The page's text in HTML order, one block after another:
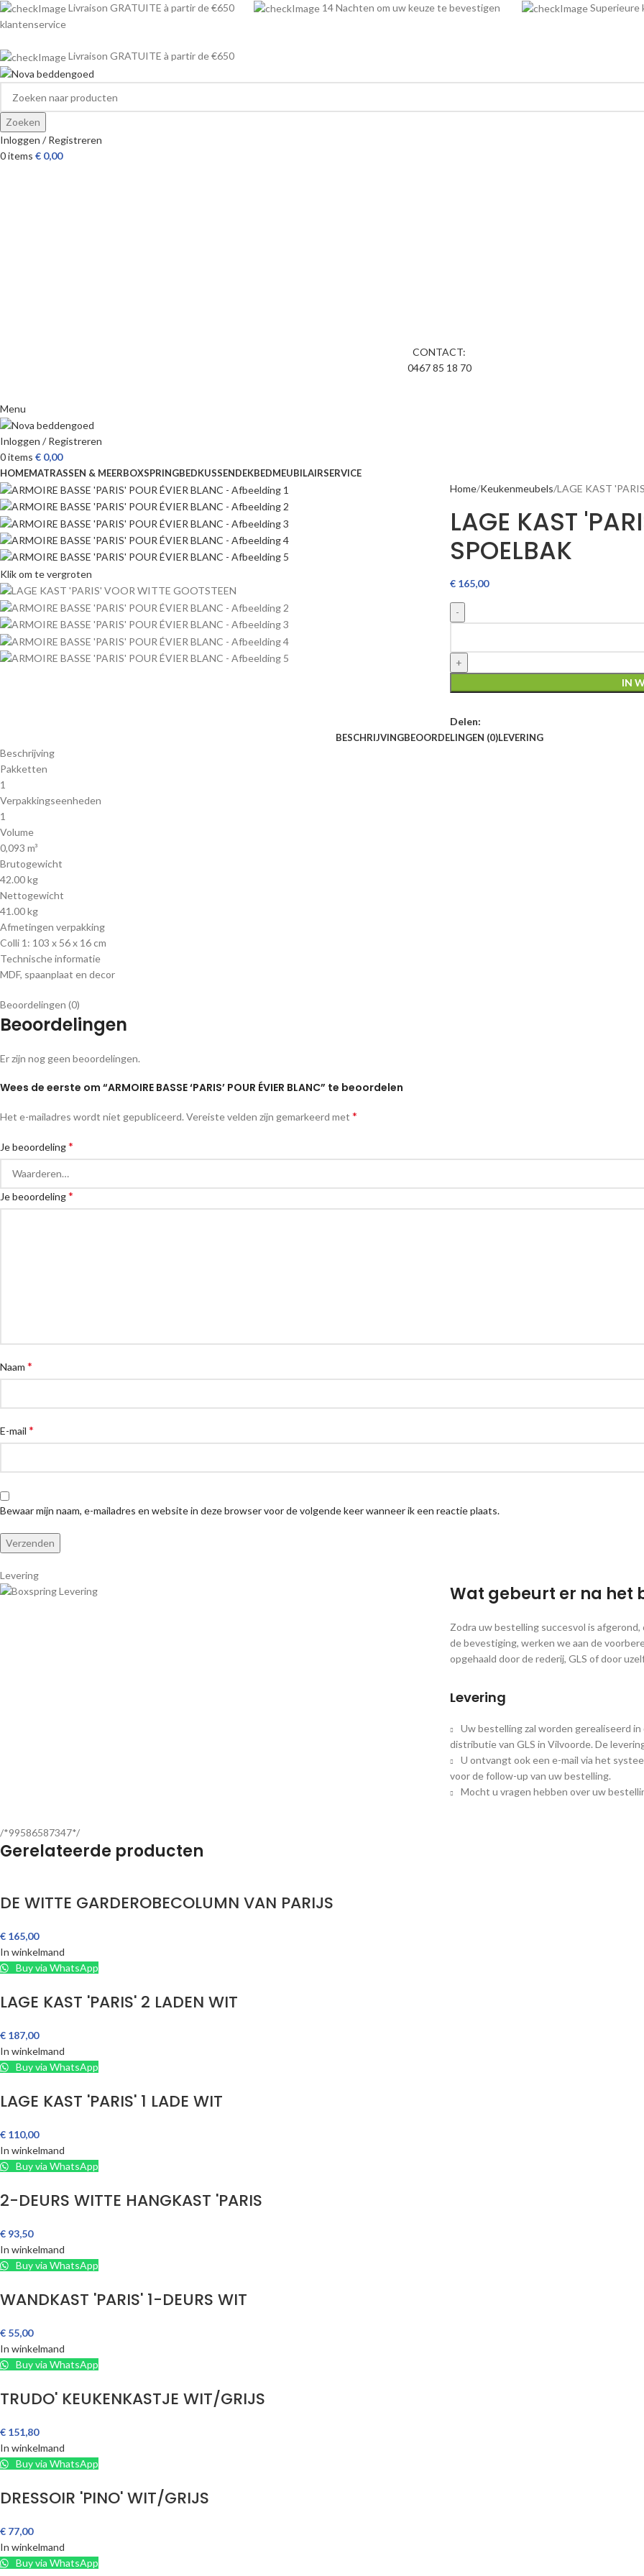
Livraison GRATUITE à partir de €650 14 Nachten om uw keuze te bevestigen
klantenservice
Livraison GRATUITE à partir de €650
Zoeken
Inloggen / Registreren
0items € 0,00
CONTACT:
0467 85 18 70
Menu
Inloggen / Registreren
0items € 0,00
HOMEMATRASSEN & MEERBOXSPRINGBEDKUSSENDEKBEDMEUBILAIRSERVICE
Klik om te vergroten
Home Keukenmeubels LAGE KAST
LAGE KAST
SPOELBAK
€165,00
IN
Delen:
BESCHRIJVINGBEOORDELINGEN (0)LEVERING
Beschrijving
Pakketten
1
Verpakkingseenheden
1
Volume
0,093 m³
Brutogewicht
42.00 kg
Nettogewicht
41.00 kg
Afmetingen verpakking
Colli 1: 103 x 56 x 16 cm
Technische informatie
MDF, spaanplaat en decor
Beoordelingen (0)
Beoordelingen
Er zijn nog geen beoordelingen.
Wees de eerste om “ARMOIRE BASSE ‘PARIS’ POUR ÉVIER BLANC” te beoordelen
Het e-mailadres wordt niet gepubliceerd. Vereiste velden zijn gemarkeerd met *
Je beoordeling*
Je beoordeling*
Naam *
E-mail *
Bewaar mijn naam, e-mailadres en website in deze browser voor de volgende keer wanneer ik een reactie plaats.
Levering
Wat gebeurt er na het
Zodra uw bestelling succesvol is
de bevestiging, werken we aan de
opgehaald door de rederij, GLS of door
Levering
Uw bestelling zal worden gerealiseerd
distributie van GLS in Vilvoorde. De
U ontvangt ook een e-mail via het
voor de follow-up van uw bestelling.
Mocht u vragen hebben over uw
/*99586587347*/
Gerelateerde producten
DE WITTE GARDEROBECOLUMN VAN PARIJS
€ 165,00
In winkelmand
Buy via WhatsApp
LAGE KAST 'PARIS' 2 LADEN WIT
€ 187,00
In winkelmand
Buy via WhatsApp
LAGE KAST 'PARIS' 1 LADE WIT
€ 110,00
In winkelmand
Buy via WhatsApp
2-DEURS WITTE HANGKAST 'PARIS
€ 93,50
In winkelmand
Buy via WhatsApp
WANDKAST 'PARIS' 1-DEURS WIT
€ 55,00
In winkelmand
Buy via WhatsApp
TRUDO' KEUKENKASTJE WIT/GRIJS
€ 151,80
In winkelmand
Buy via WhatsApp
DRESSOIR 'PINO' WIT/GRIJS
€ 77,00
In winkelmand
Buy via WhatsApp